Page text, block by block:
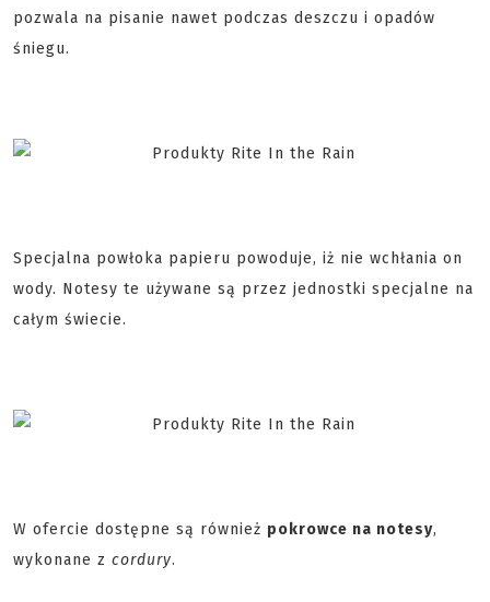
pozwala na pisanie nawet podczas deszczu i opadów
śniegu.
Specjalna powłoka papieru powoduje, iż nie wchłania on
wody. Notesy te używane są przez jednostki specjalne na
całym świecie.
W ofercie dostępne są również pokrowce na notesy,
wykonane z cordury.